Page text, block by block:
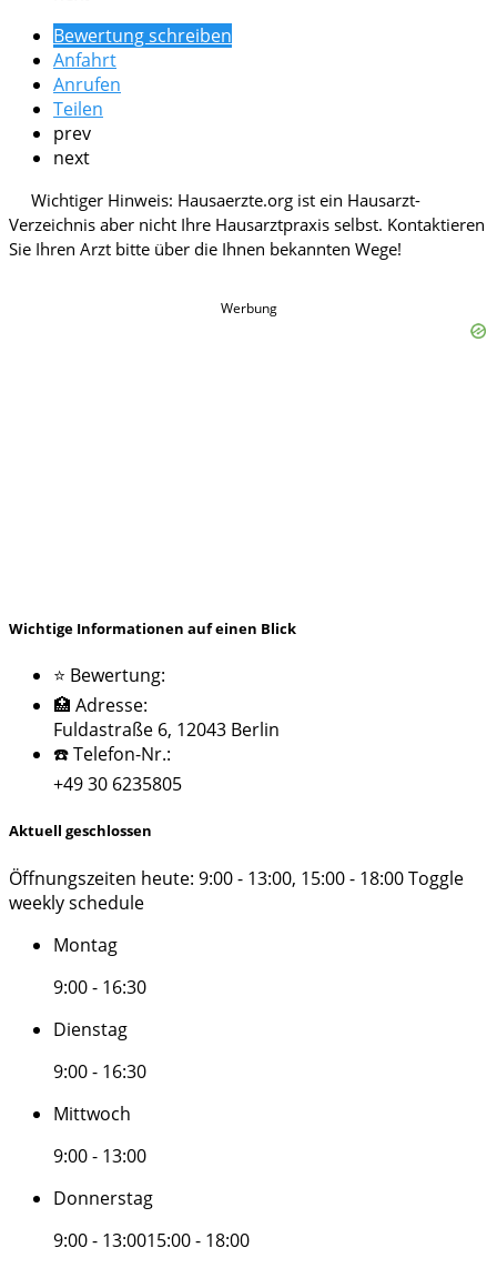
Bewertung schreiben
Anfahrt
Anrufen
Teilen
prev
next
Werbung
Wichtige Informationen auf einen Blick
⭐ Bewertung:
🏥 Adresse:
Fuldastraße 6, 12043 Berlin
☎️ Telefon-Nr.:
+49 30 6235805
Aktuell geschlossen
Öffnungszeiten heute: 9:00 - 13:00, 15:00 - 18:00Toggle
weekly schedule
Montag
9:00 - 16:30
Dienstag
9:00 - 16:30
Mittwoch
9:00 - 13:00
Donnerstag
9:00 - 13:0015:00 - 18:00